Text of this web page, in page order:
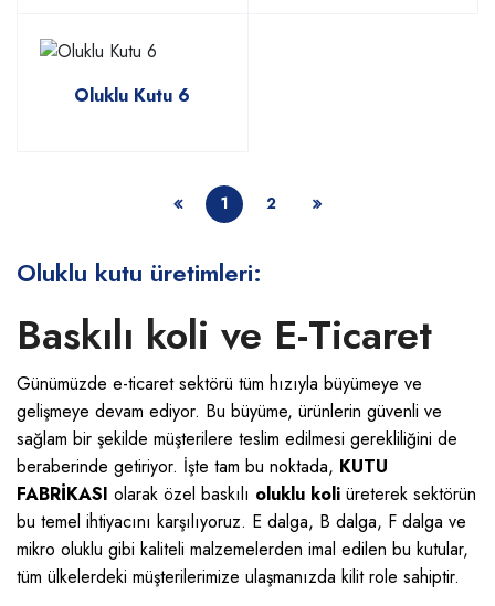
Oluklu Kutu 6
1 2
Oluklu kutu üretimleri:
Baskılı koli ve E-Ticaret
Günümüzde e-ticaret sektörü tüm hızıyla büyümeye ve
gelişmeye devam ediyor. Bu büyüme, ürünlerin güvenli ve
sağlam bir şekilde müşterilere teslim edilmesi gerekliliğini de
beraberinde getiriyor. İşte tam bu noktada, KUTU
FABRİKASI olarak özel baskılı oluklu koli üreterek sektörün
bu temel ihtiyacını karşılıyoruz. E dalga, B dalga, F dalga ve
mikro oluklu gibi kaliteli malzemelerden imal edilen bu kutular,
tüm ülkelerdeki müşterilerimize ulaşmanızda kilit role sahiptir.